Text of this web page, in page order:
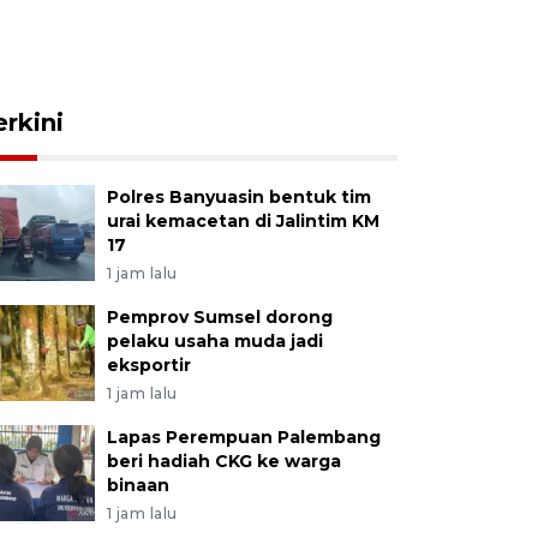
Polres Banyuasin bentuk tim
urai kemacetan di Jalintim KM
17
1 jam lalu
Pemprov Sumsel dorong
pelaku usaha muda jadi
eksportir
1 jam lalu
Lapas Perempuan Palembang
beri hadiah CKG ke warga
binaan
1 jam lalu